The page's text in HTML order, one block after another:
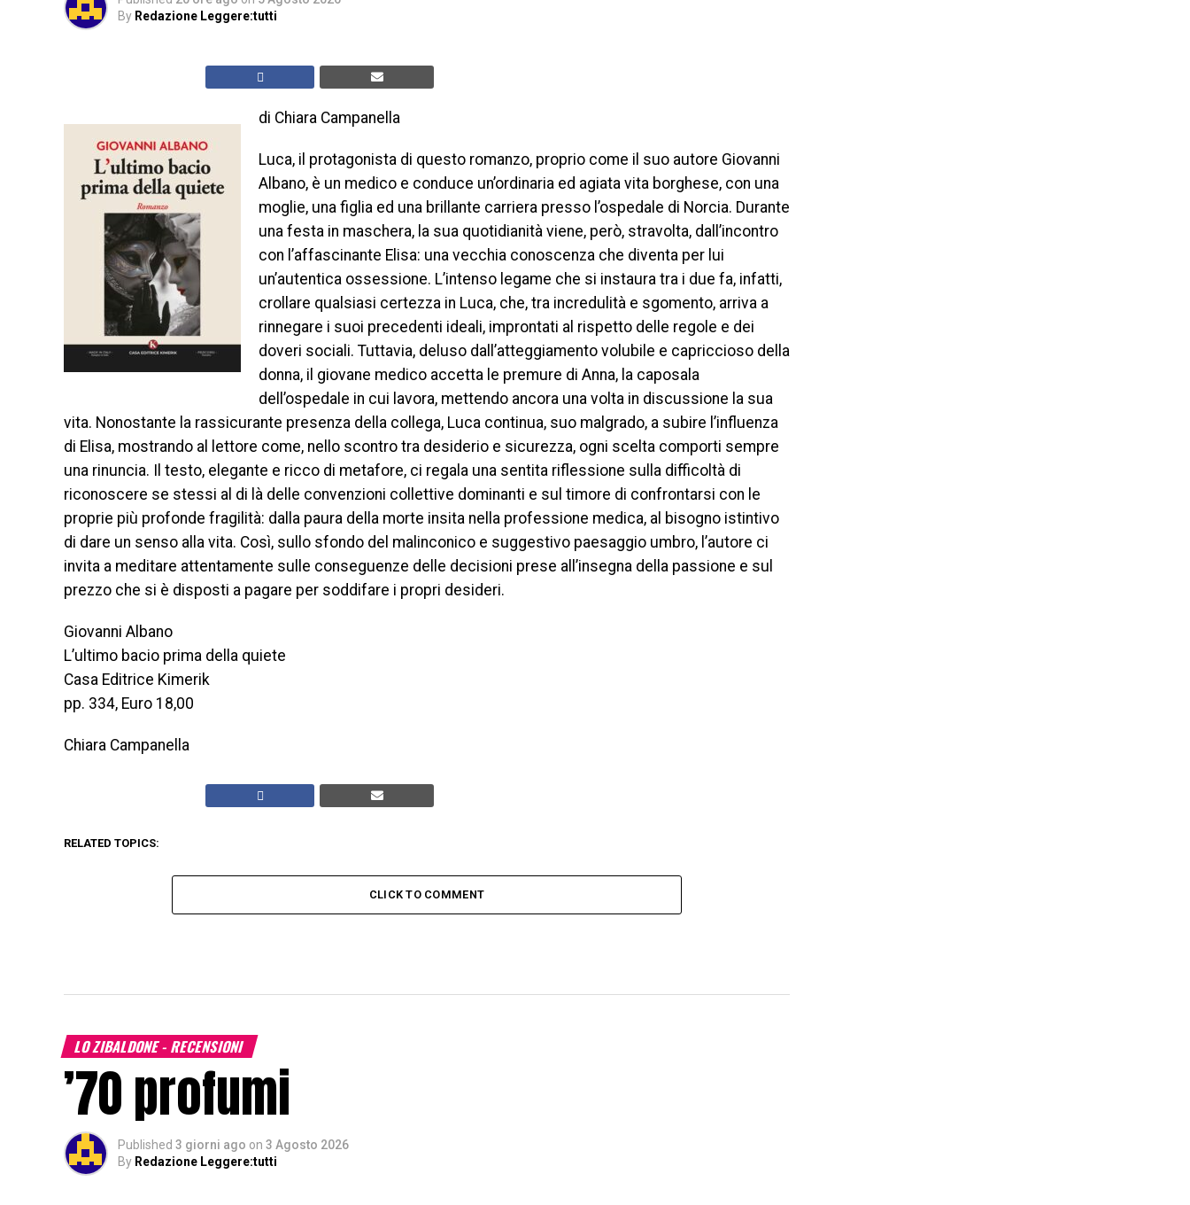
By Redazione Leggere:tutti
di Chiara Campanella
Luca, il protagonista di questo romanzo, proprio come il suo autore Giovanni
Albano, è un medico e conduce un’ordinaria ed agiata vita borghese, con una
moglie, una figlia ed una brillante carriera presso l’ospedale di Norcia. Durante
una festa in maschera, la sua quotidianità viene, però, stravolta, dall’incontro
con l’affascinante Elisa: una vecchia conoscenza che diventa per lui
un’autentica ossessione. L’intenso legame che si instaura tra i due fa, infatti,
crollare qualsiasi certezza in Luca, che, tra incredulità e sgomento, arriva a
rinnegare i suoi precedenti ideali, improntati al rispetto delle regole e dei
doveri sociali. Tuttavia, deluso dall’atteggiamento volubile e capriccioso della
donna, il giovane medico accetta le premure di Anna, la caposala
dell’ospedale in cui lavora, mettendo ancora una volta in discussione la sua
vita. Nonostante la rassicurante presenza della collega, Luca continua, suo malgrado, a subire l’influenza
di Elisa, mostrando al lettore come, nello scontro tra desiderio e sicurezza, ogni scelta comporti sempre
una rinuncia. Il testo, elegante e ricco di metafore, ci regala una sentita riflessione sulla difficoltà di
riconoscere se stessi al di là delle convenzioni collettive dominanti e sul timore di confrontarsi con le
proprie più profonde fragilità: dalla paura della morte insita nella professione medica, al bisogno istintivo
di dare un senso alla vita. Così, sullo sfondo del malinconico e suggestivo paesaggio umbro, l’autore ci
invita a meditare attentamente sulle conseguenze delle decisioni prese all’insegna della passione e sul
prezzo che si è disposti a pagare per soddifare i propri desideri.
Giovanni Albano
L’ultimo bacio prima della quiete
Casa Editrice Kimerik
pp. 334, Euro 18,00
Chiara Campanella
RELATED TOPICS:
CLICK TO COMMENT
LO ZIBALDONE - RECENSIONI
’70 profumi
Published 3 giorni ago on 3 Agosto 2026
By Redazione Leggere:tutti